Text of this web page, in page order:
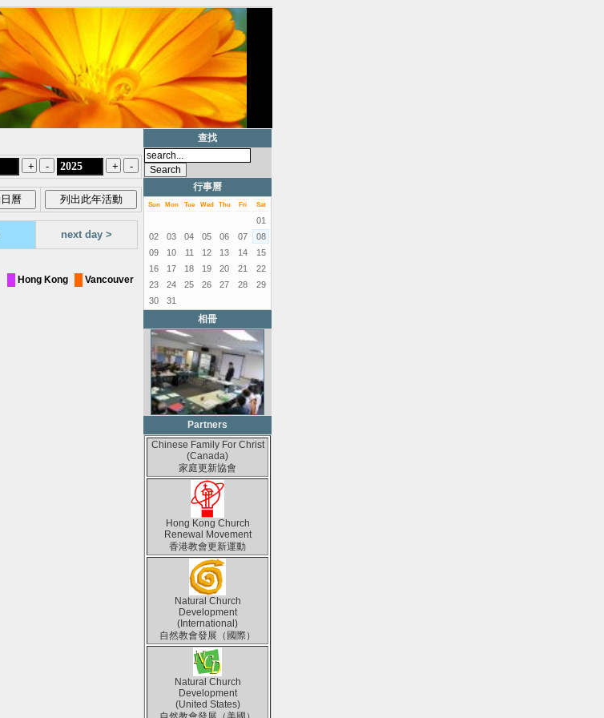
next day >
Hong Kong Vancouver
查找
行事曆
Sun Mon Tue Wed Thu Fri Sat
01
02
03 04 05 06 07
08
09
10 11 12 13 14
15
16
17 18 19 20 21
22
23
24 25 26 27 28
29
30
31
相冊
Partners
Chinese Family For Christ
(Canada)
家庭更新協會
Hong Kong Church
Renewal Movement
香港教會更新運動
Natural Church
Development
(International)
自然教會發展（國際）
Natural Church
Development
(United States)